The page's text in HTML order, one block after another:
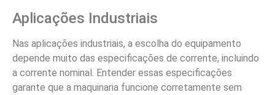
Aplicações Industriais
Nas aplicações industriais, a escolha do equipamento
depende muito das especificações de corrente, incluindo
a corrente nominal. Entender essas especificações
garante que a maquinaria funcione corretamente sem